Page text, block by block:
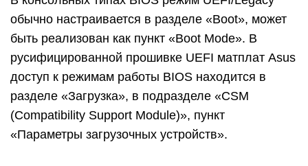
обычно настраивается в разделе «Boot», может
быть реализован как пункт «Boot Mode». В
русифицированной прошивке UEFI матплат Asus
доступ к режимам работы BIOS находится в
разделе «Загрузка», в подразделе «CSM
(Compatibility Support Module)», пункт
«Параметры загрузочных устройств».